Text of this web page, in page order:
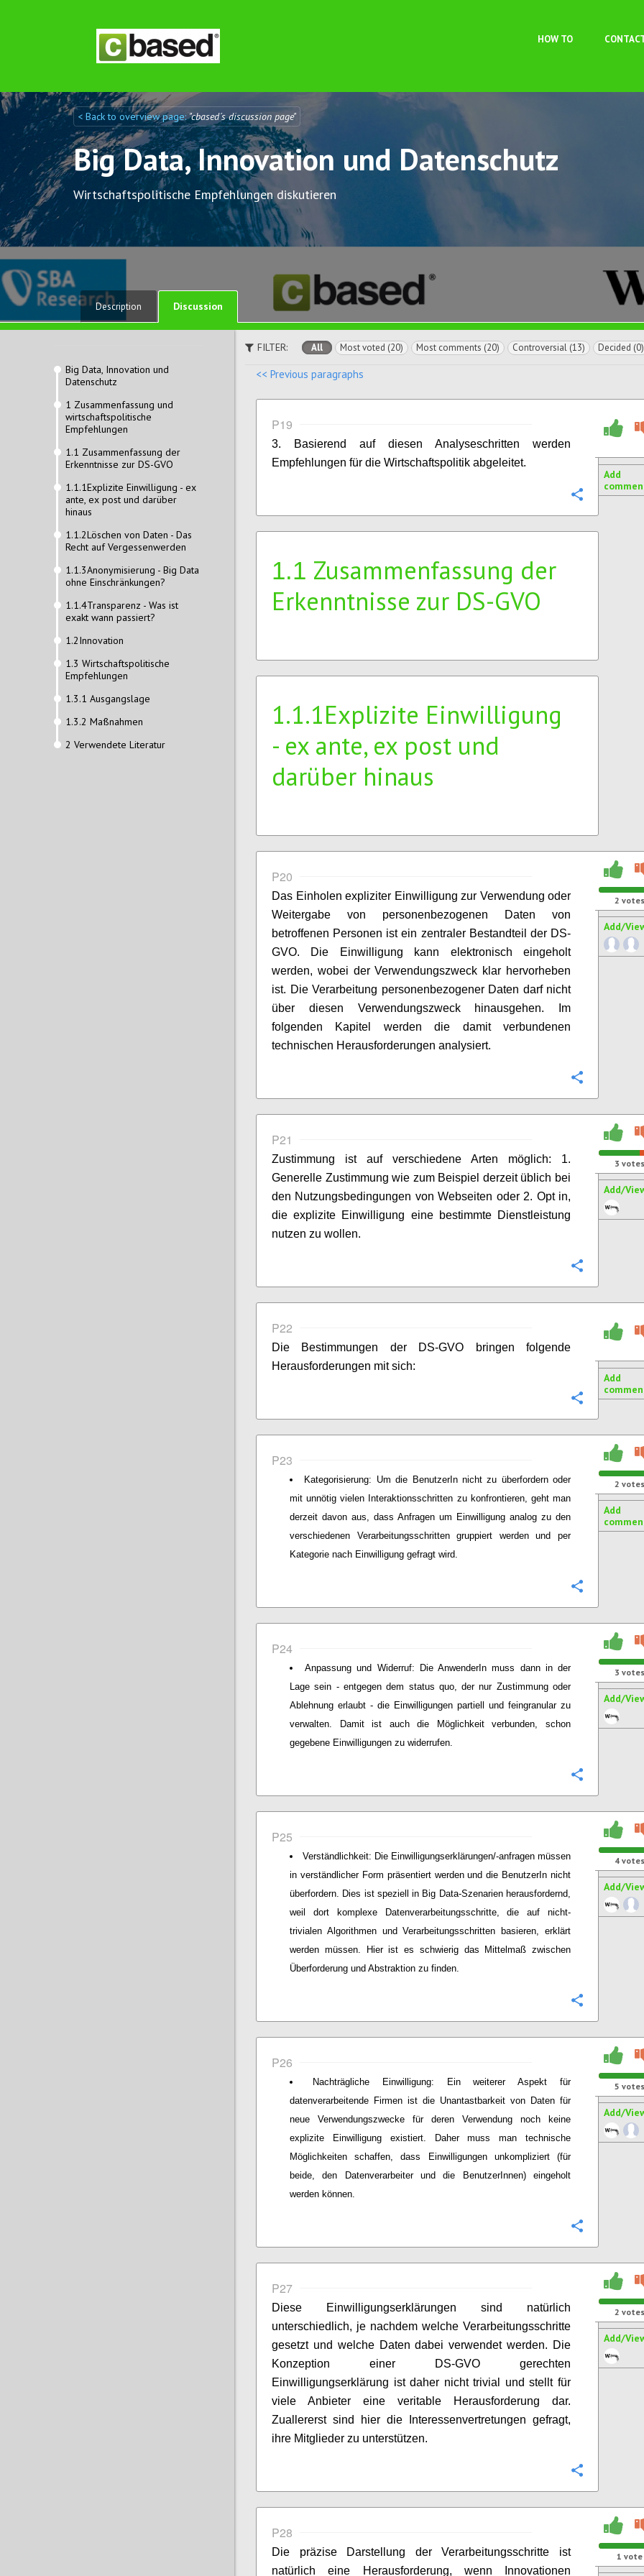
HOW TO
Discuto
Discuto < Back to overview page:"cbased´s discussion page"
Big Data, Innovation und Datenschutz
Wirtschaftspolitische Empfehlungen diskutieren
Description
Discussion
Big Data, Innovation und
Datenschutz
1 Zusammenfassung und
wirtschaftspolitische
Empfehlungen
1.1 Zusammenfassung der
Erkenntnisse zur DS-GVO
1.1.1Explizite Einwilligung - ex
ante, ex post und darüber
hinaus
1.1.2Löschen von Daten - Das
Recht auf Vergessenwerden
1.1.3Anonymisierung - Big Data
ohne Einschränkungen?
1.1.4Transparenz - Was ist
exakt wann passiert?
1.2Innovation
1.3 Wirtschaftspolitische
Empfehlungen
1.3.1 Ausgangslage
1.3.2 Maßnahmen
2 Verwendete Literatur
FILTER: All Most voted (20) Most comments (20) Controversial (13) Decided (0)
<< Previous paragraphs
P19
Configure
3. Basierend auf diesen Analyseschritten werden
Empfehlungen für die Wirtschaftspolitik abgeleitet.
Add
1.1 Zusammenfassung der
Erkenntnisse zur DS-GVO
1.1.1Explizite Einwilligung
- ex ante, ex post und
darüber hinaus
P20
Das Einholen expliziter Einwilligung zur Verwendung oder
Weitergabe von personenbezogenen Daten von
betroffenen Personen ist ein zentraler Bestandteil der DS-
GVO. Die Einwilligung kann elektronisch eingeholt
werden, wobei der Verwendungszweck klar hervorheben
ist. Die Verarbeitung personenbezogener Daten darf nicht
über diesen Verwendungszweck hinausgehen. Im
folgenden Kapitel werden die damit verbundenen
technischen Herausforderungen analysiert.
2 votes
Add/
P21
Zustimmung ist auf verschiedene Arten möglich: 1.
Generelle Zustimmung wie zum Beispiel derzeit üblich bei
den Nutzungsbedingungen von Webseiten oder 2. Opt in,
die explizite Einwilligung eine bestimmte Dienstleistung
nutzen zu wollen.
3 votes
Add/
P22
Configure
Die Bestimmungen der DS-GVO bringen folgende
Herausforderungen mit sich:
Add
P23
Kategorisierung: Um die BenutzerIn nicht zu überfordern oder
mit unnötig vielen Interaktionsschritten zu konfrontieren, geht man
derzeit davon aus, dass Anfragen um Einwilligung analog zu den
verschiedenen Verarbeitungsschritten gruppiert werden und per
Kategorie nach Einwilligung gefragt wird.
2 votes
Add
P24
Anpassung und Widerruf: Die AnwenderIn muss dann in der
Lage sein - entgegen dem status quo, der nur Zustimmung oder
Ablehnung erlaubt - die Einwilligungen partiell und feingranular zu
verwalten. Damit ist auch die Möglichkeit verbunden, schon
gegebene Einwilligungen zu widerrufen.
3 votes
Add/
P25
Verständlichkeit: Die Einwilligungserklärungen/-anfragen müssen
in verständlicher Form präsentiert werden und die BenutzerIn nicht
überfordern. Dies ist speziell in Big Data-Szenarien herausfordernd,
weil dort komplexe Datenverarbeitungsschritte, die auf nicht-
trivialen Algorithmen und Verarbeitungsschritten basieren, erklärt
werden müssen. Hier ist es schwierig das Mittelmaß zwischen
Überforderung und Abstraktion zu finden.
4votes
Add/
P26
Nachträgliche Einwilligung: Ein weiterer Aspekt für
datenverarbeitende Firmen ist die Unantastbarkeit von Daten für
neue Verwendungszwecke für deren Verwendung noch keine
explizite Einwilligung existiert. Daher muss man technische
Möglichkeiten schaffen, dass Einwilligungen unkompliziert (für
beide, den Datenverarbeiter und die BenutzerInnen) eingeholt
werden können.
5 votes
Add/
P27
Diese Einwilligungserklärungen sind natürlich
unterschiedlich, je nachdem welche Verarbeitungsschritte
gesetzt und welche Daten dabei verwendet werden. Die
Konzeption einer DS-GVO gerechten
Einwilligungserklärung ist daher nicht trivial und stellt für
viele Anbieter eine veritable Herausforderung dar.
Zuallererst sind hier die Interessenvertretungen gefragt,
ihre Mitglieder zu unterstützen.
2 votes
Add/
P28
Die präzise Darstellung der Verarbeitungsschritte ist
natürlich eine Herausforderung, wenn Innovationen
1 vote